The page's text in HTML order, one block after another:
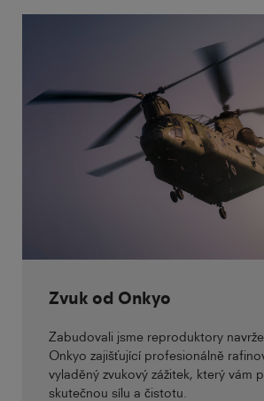
Zvuk od Onkyo
Zabudovali jsme reproduktory
Onkyo zajišťující profesionálně
vyladěný zvukový zážitek, který vám
skutečnou sílu a čistotu.